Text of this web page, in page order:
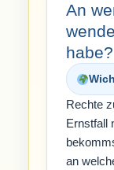
An
habe?
Rechte
Ernstfall
an